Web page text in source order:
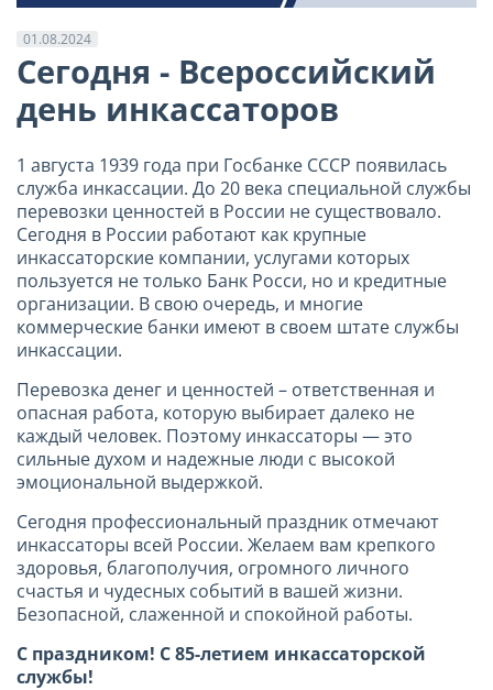
01.08.2024
Сегодня - Всероссийский
день инкассаторов
1 августа 1939 года при Госбанке СССР появилась
служба инкассации. До 20 века специальной службы
перевозки ценностей в России не существовало.
Сегодня в России работают как крупные
инкассаторские компании, услугами которых
пользуется не только Банк Росси, но и кредитные
организации. В свою очередь, и многие
коммерческие банки имеют в своем штате службы
инкассации.
Перевозка денег и ценностей – ответственная и
опасная работа, которую выбирает далеко не
каждый человек. Поэтому инкассаторы — это
сильные духом и надежные люди с высокой
эмоциональной выдержкой.
Сегодня профессиональный праздник отмечают
инкассаторы всей России. Желаем вам крепкого
здоровья, благополучия, огромного личного
счастья и чудесных событий в вашей жизни.
Безопасной, слаженной и спокойной работы.
С праздником! С 85-летием инкассаторской
службы!